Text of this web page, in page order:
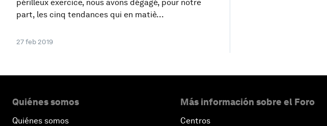
périlleux exercice, nous avons dégagé, pour notre
part, les cinq tendances qui en matiè...
27 feb 2019
Quiénes somos
Quiénes somos
Más información sobre el Foro
Centros